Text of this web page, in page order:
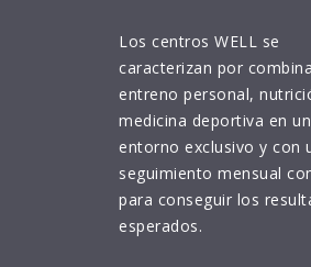
Los centros WELL se
caracterizan por
entreno personal,
medicina deportiva en un
entorno exclusivo y con
seguimiento mensual
para conseguir los
esperados.